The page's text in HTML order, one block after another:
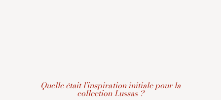
Quelle était l’inspiration initiale pour la
collection Lussas ?